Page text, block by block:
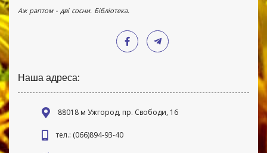
Аж раптом - дві сосни. Бібліотека.
Наша адреса:
88018 м Ужгород, пр. Свободи, 16
тел.: (066)894-93-40